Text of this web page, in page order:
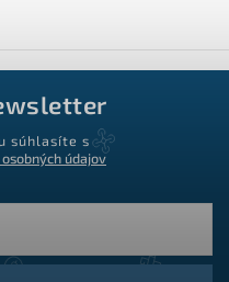
súhlasíte s
údajov